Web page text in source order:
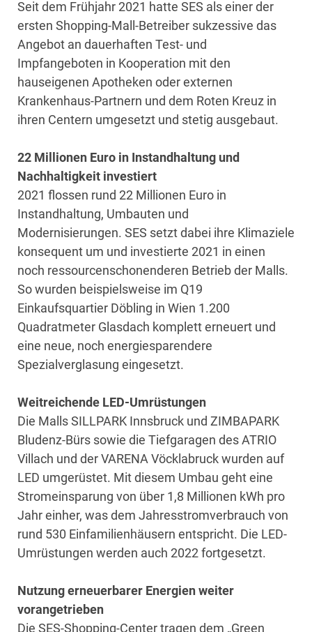
Seit dem Frühjahr 2021 hatte SES als einer der
ersten Shopping-Mall-Betreiber sukzessive das
Angebot an dauerhaften Test- und
Impfangeboten in Kooperation mit den
hauseigenen Apotheken oder externen
Krankenhaus-Partnern und dem Roten Kreuz in
ihren Centern umgesetzt und stetig ausgebaut.
22 Millionen Euro in Instandhaltung und
Nachhaltigkeit investiert
2021 flossen rund 22 Millionen Euro in
Instandhaltung, Umbauten und
Modernisierungen. SES setzt dabei ihre Klimaziele
konsequent um und investierte 2021 in einen
noch ressourcenschonenderen Betrieb der Malls.
So wurden beispielsweise im Q19
Einkaufsquartier Döbling in Wien 1.200
Quadratmeter Glasdach komplett erneuert und
eine neue, noch energiesparendere
Spezialverglasung eingesetzt.
Weitreichende LED-Umrüstungen
Die Malls SILLPARK Innsbruck und ZIMBAPARK
Bludenz-Bürs sowie die Tiefgaragen des ATRIO
Villach und der VARENA Vöcklabruck wurden auf
LED umgerüstet. Mit diesem Umbau geht eine
Stromeinsparung von über 1,8 Millionen kWh pro
Jahr einher, was dem Jahresstromverbrauch von
rund 530 Einfamilienhäusern entspricht. Die LED-
Umrüstungen werden auch 2022 fortgesetzt.
Nutzung erneuerbarer Energien weiter
vorangetrieben
Die SES-Shopping-Center tragen dem „Green